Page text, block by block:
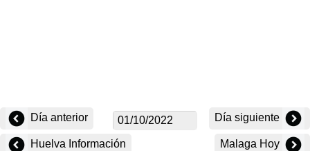
Día anterior Día siguiente
Huelva Información Malaga Hoy